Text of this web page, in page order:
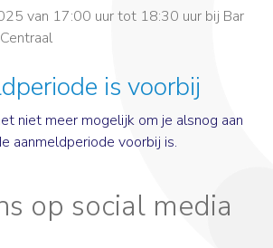
van 17:00 uur tot 18:30 uur bij Bar
is voorbij
niet meer mogelijk om je alsnog aan
aanmeldperiode voorbij is.
op social media